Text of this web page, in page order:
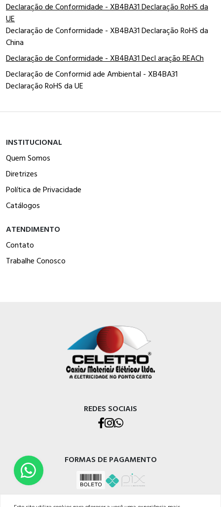
Declaração de Conformidade - XB4BA31 Declaração RoHS da
UE
Declaração de Conformidade - XB4BA31 Declaração RoHS da
China
Declaração de Conformidade - XB4BA31 Decl aração REACh
Declaração de Conformid ade Ambiental - XB4BA31
Declaração RoHS da UE
INSTITUCIONAL
Quem Somos
Diretrizes
Política de Privacidade
Catálogos
ATENDIMENTO
Contato
Trabalhe Conosco
REDES SOCIAIS
FORMAS DE PAGAMENTO